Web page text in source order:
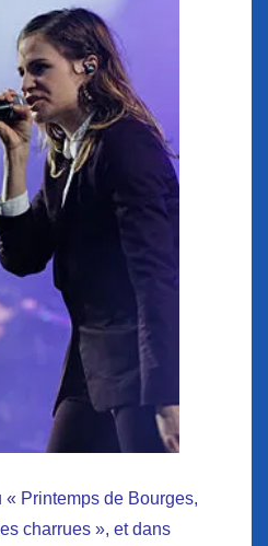
Printemps de Bourges,
charrues », et dans